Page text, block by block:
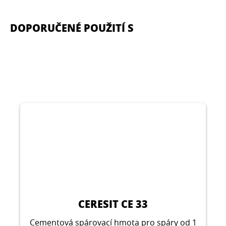
DOPORUČENÉ POUŽITÍ S
CERESIT CE 33
Cementová spárovací hmota pro spáry od 1